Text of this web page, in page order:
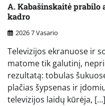
A. Kabašinskaitė prabilo
kadro
2026 7 Vasario
Televizijos ekranuose ir
matome tik galutinį,
rezultatą: tobulas
plačias šypsenas ir
televizijos laidų kūrėja, […]